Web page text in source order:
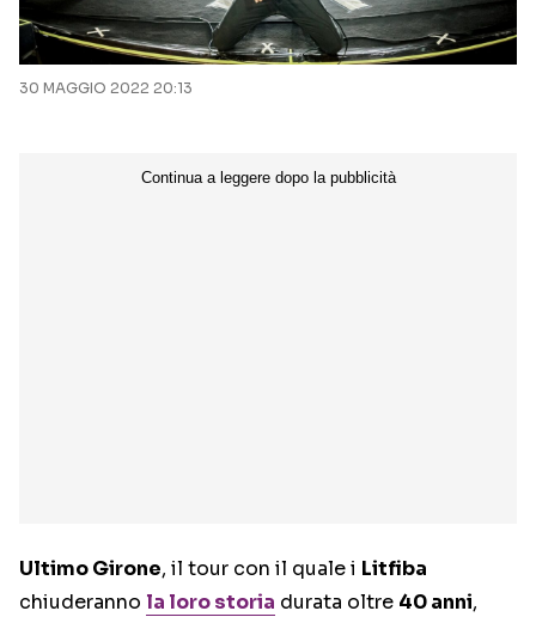
30 MAGGIO 2022 20:13
Ultimo Girone, il tour con il quale i Litfiba
chiuderanno la loro storia durata oltre 40 anni,